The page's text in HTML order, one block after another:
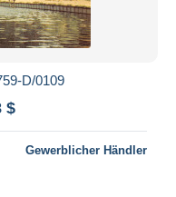
D/0109
$
Gewerblicher Händler